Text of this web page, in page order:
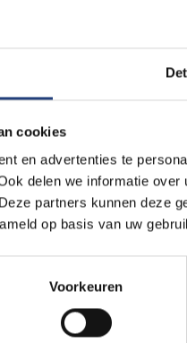
cookies
en advertenties te
delen we informatie
partners kunnen deze
op basis van uw
Voorkeuren
*
URL van de pagina waar je de fout
www.vub.be/nl/studeren-aan-de-